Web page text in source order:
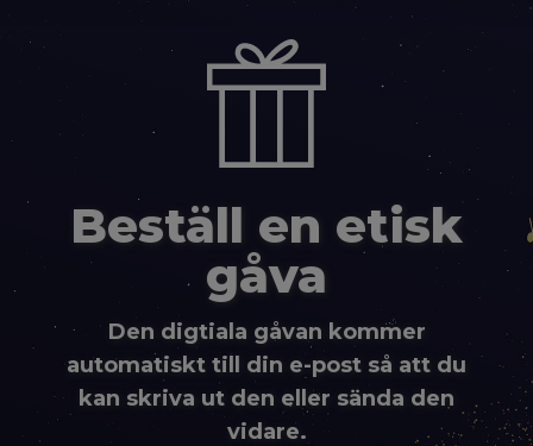
Beställ en etisk
gåva
Den digtiala gåvan kommer
automatiskt till din e-post så att du
kan skriva ut den eller sända den
vidare.